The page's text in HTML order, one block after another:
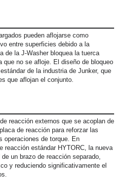
pueden aflojarse como
entre superficies debido a la
de la J-Washer bloquea la tuerca
que no se afloje. El diseño de bloqueo
de la industria de Junker, que
que aflojan el conjunto.
reacción externos que se acoplan de
de reacción para reforzar las
operaciones de torque. En
reacción estándar HYTORC, la nueva
un brazo de reacción separado,
y reduciendo significativamente el